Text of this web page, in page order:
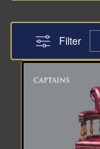
Filter